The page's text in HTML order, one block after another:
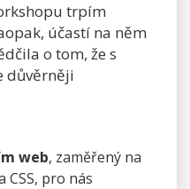
trpím
účastí na něm
o tom, že s
důvěrněji
web, zaměřený na
CSS, pro nás